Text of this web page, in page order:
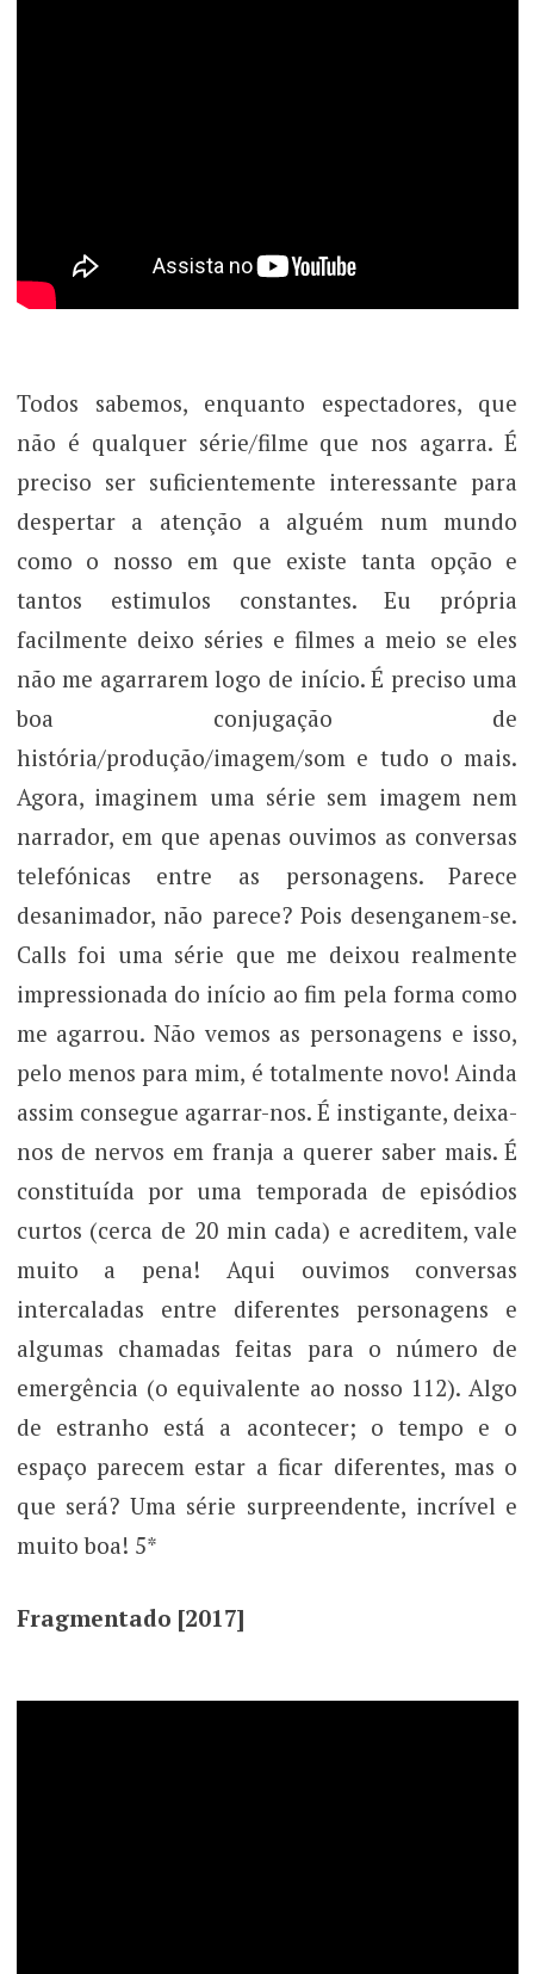
Todos sabemos, enquanto espectadores, que
não é qualquer série/filme que nos agarra. É
preciso ser suficientemente interessante para
despertar a atenção a alguém num mundo
como o nosso em que existe tanta opção e
tantos estimulos constantes. Eu própria
facilmente deixo séries e filmes a meio se eles
não me agarrarem logo de início. É preciso uma
boa conjugação de
história/produção/imagem/som e tudo o mais.
Agora, imaginem uma série sem imagem nem
narrador, em que apenas ouvimos as conversas
telefónicas entre as personagens. Parece
desanimador, não parece? Pois desenganem-se.
Calls foi uma série que me deixou realmente
impressionada do início ao fim pela forma como
me agarrou. Não vemos as personagens e isso,
pelo menos para mim, é totalmente novo! Ainda
assim consegue agarrar-nos. É instigante, deixa-
nos de nervos em franja a querer saber mais. É
constituída por uma temporada de episódios
curtos (cerca de 20 min cada) e acreditem, vale
muito a pena! Aqui ouvimos conversas
intercaladas entre diferentes personagens e
algumas chamadas feitas para o número de
emergência (o equivalente ao nosso 112). Algo
de estranho está a acontecer; o tempo e o
espaço parecem estar a ficar diferentes, mas o
que será? Uma série surpreendente, incrível e
muito boa! 5*
Fragmentado [2017]